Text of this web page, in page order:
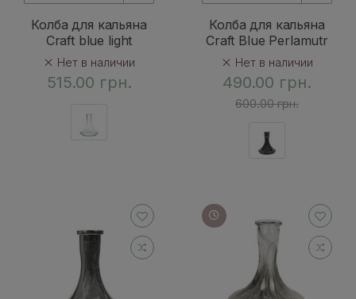
Колба для кальяна
Craft blue light
Нет в наличии
515.00 грн.
Колба для кальяна
Craft Blue Perlamutr
Нет в наличии
490.00 грн.
600.00 грн.